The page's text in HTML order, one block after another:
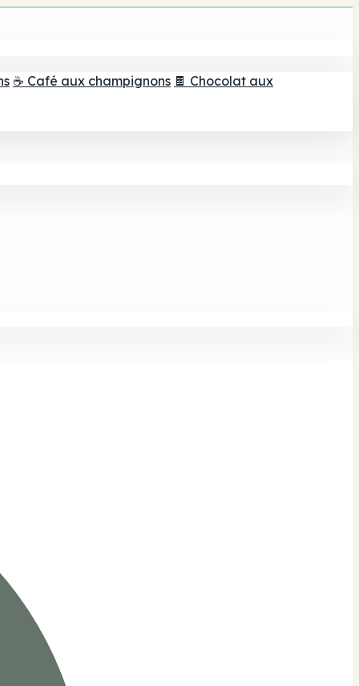
☕ Café aux champignons 🍫 Chocolat aux